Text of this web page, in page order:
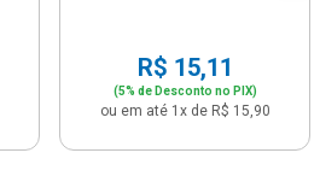
R$ 15,11
(5% de Desconto no PIX)
ou em até 1x de R$ 15,90